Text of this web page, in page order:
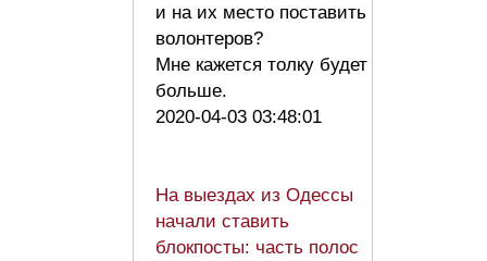
и на их место поставить
волонтеров?
Мне кажется толку будет
больше.
2020-04-03 03:48:01
На выездах из Одессы
начали ставить
блокпосты: часть полос